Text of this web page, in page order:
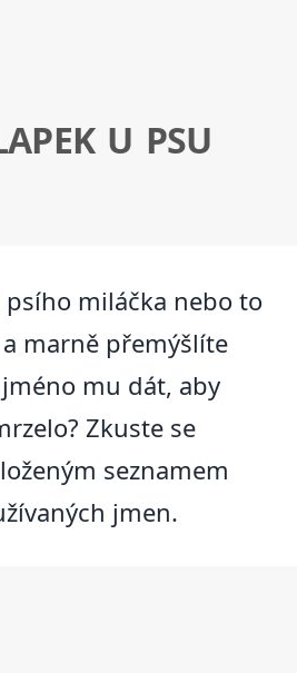
U PSU
miláčka nebo to
marně přemýšlíte
mu dát, aby
Zkuste se
seznamem
jmen.